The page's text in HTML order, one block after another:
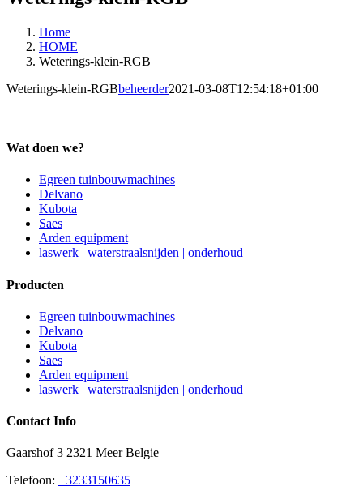
Home
HOME
Weterings-klein-RGB
Weterings-klein-RGBbeheerder2021-03-08T12:54:18+01:00
Wat doen we?
Egreen tuinbouwmachines
Delvano
Kubota
Saes
Arden equipment
laswerk | waterstraalsnijden | onderhoud
Producten
Egreen tuinbouwmachines
Delvano
Kubota
Saes
Arden equipment
laswerk | waterstraalsnijden | onderhoud
Contact Info
Gaarshof 3 2321 Meer Belgie
Telefoon: +3233150635